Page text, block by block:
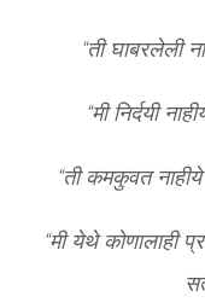
“ती घाबरलेली
“मी निर्दयी
“ती कमकुवत
“मी येथे कोणालाही